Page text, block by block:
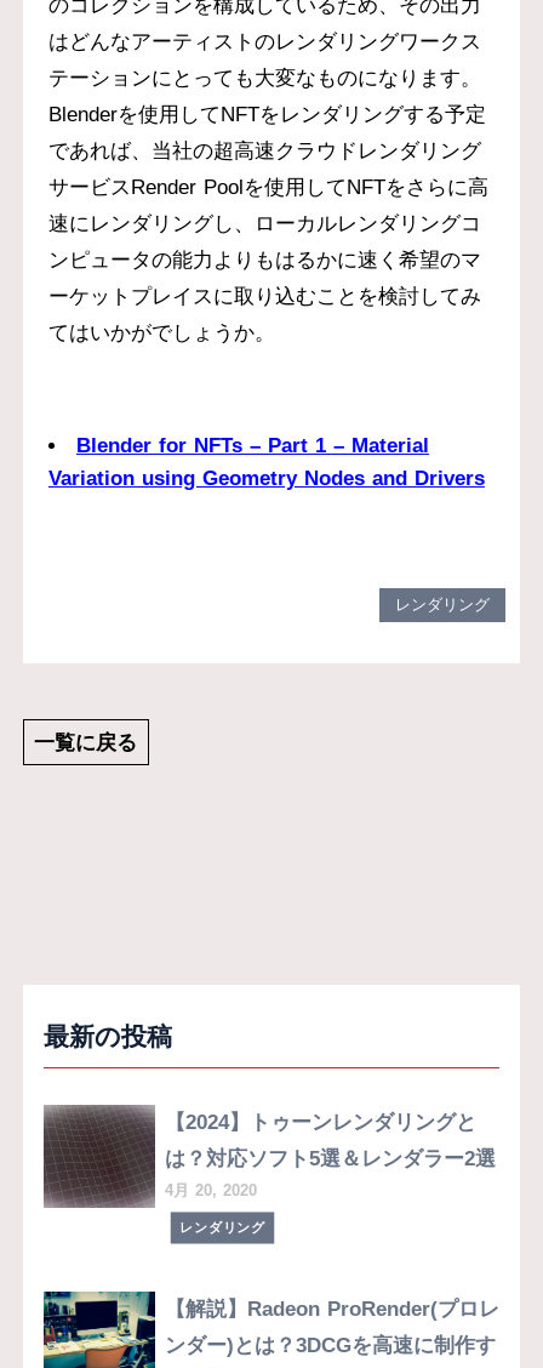
のコレクションを構成しているため、その出力
はどんなアーティストのレンダリングワークス
テーションにとっても大変なものになります。
Blenderを使用してNFTをレンダリングする予定
であれば、当社の超高速クラウドレンダリング
サービスRender Poolを使用してNFTをさらに高
速にレンダリングし、ローカルレンダリングコ
ンピュータの能力よりもはるかに速く希望のマ
ーケットプレイスに取り込むことを検討してみ
てはいかがでしょうか。
Blender for NFTs – Part 1 – Material
Variation using Geometry Nodes and Drivers
レンダリング
一覧に戻る
最新の投稿
【2024】トゥーンレンダリングと
は？対応ソフト5選＆レンダラー2選
4月 20, 2020
レンダリング
【解説】Radeon ProRender(プロレ
ンダー)とは？3DCGを高速に制作す